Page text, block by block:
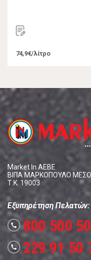
74,9€/λίτρο
Market In ΑΕΒΕ
ΒΙΠΑ ΜΑΡΚΟΠΟΥΛΟ
Τ.Κ. 19003
Εξυπηρέτηση Πελατών:
call 800 500
call 229 91 50